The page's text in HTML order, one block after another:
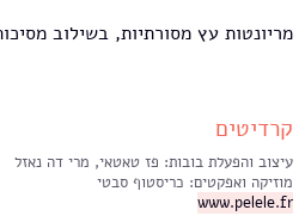
מריונטות עץ מסורתיות, בשילוב
קרדיטים
עיצוב והפעלת בובות: פז טאטאי, מרי דה נאזל
מוזיקה ואפקטים: כריסטוף סבטי
www.pelele.fr